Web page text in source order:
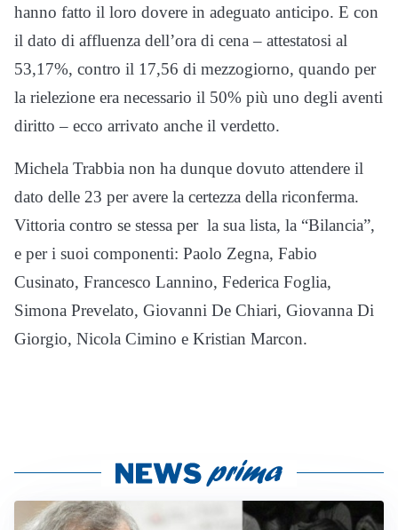
hanno fatto il loro dovere in adeguato anticipo. E con
il dato di affluenza dell’ora di cena – attestatosi al
53,17%, contro il 17,56 di mezzogiorno, quando per
la rielezione era necessario il 50% più uno degli aventi
diritto – ecco arrivato anche il verdetto.
Michela Trabbia non ha dunque dovuto attendere il
dato delle 23 per avere la certezza della riconferma.
Vittoria contro se stessa per la sua lista, la “Bilancia”,
e per i suoi componenti: Paolo Zegna, Fabio
Cusinato, Francesco Lannino, Federica Foglia,
Simona Prevelato, Giovanni De Chiari, Giovanna Di
Giorgio, Nicola Cimino e Kristian Marcon.